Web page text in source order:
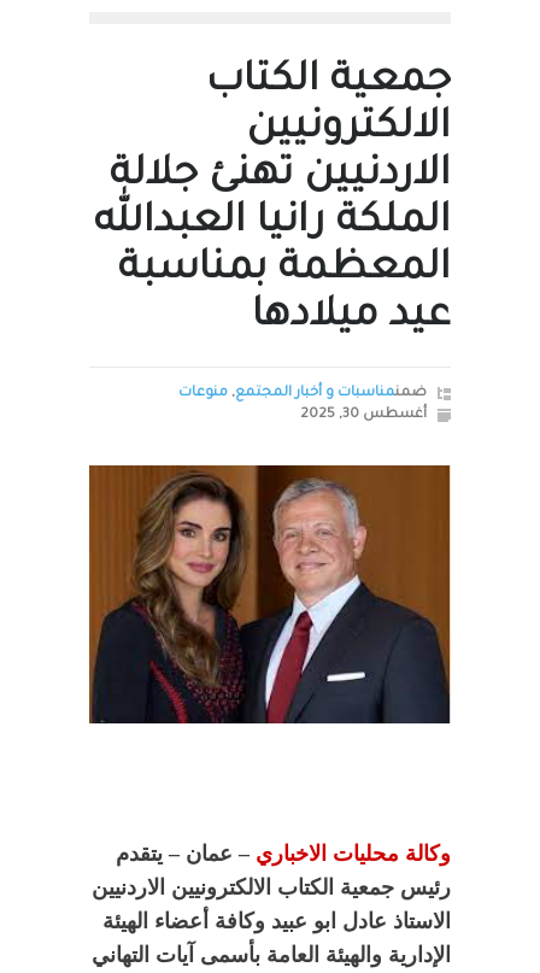
جمعية الكتاب
الالكترونيين
الاردنيين تهنئ جلالة
الملكة رانيا العبدالله
المعظمة بمناسبة
عيد ميلادها
ضمنمناسبات و أخبار المجتمع, منوعات
أغسطس 30, 2025
وكالة محليات الاخباري – عمان – يتقدم
رئيس جمعية الكتاب الالكترونيين الاردنيين
الاستاذ عادل ابو عبيد وكافة أعضاء الهيئة
الإدارية والهيئة العامة بأسمى آيات التهاني